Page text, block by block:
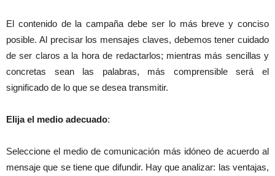
El contenido de la campaña debe ser lo más breve y conciso
posible. Al precisar los mensajes claves, debemos tener cuidado
de ser claros a la hora de redactarlos; mientras más sencillas y
concretas sean las palabras, más comprensible será el
significado de lo que se desea transmitir.
Elija el medio adecuado:
Seleccione el medio de comunicación más idóneo de acuerdo al
mensaje que se tiene que difundir. Hay que analizar: las ventajas,